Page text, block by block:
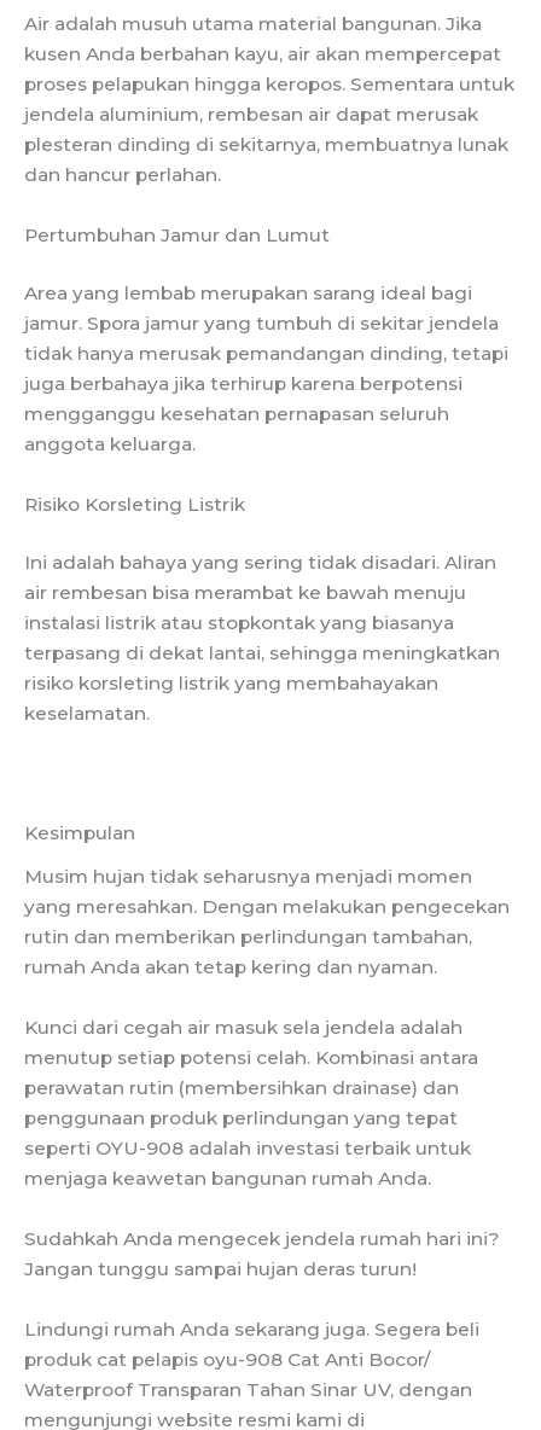
Air adalah musuh utama material bangunan. Jika
kusen Anda berbahan kayu, air akan mempercepat
proses pelapukan hingga keropos. Sementara untuk
jendela aluminium, rembesan air dapat merusak
plesteran dinding di sekitarnya, membuatnya lunak
dan hancur perlahan.
Pertumbuhan Jamur dan Lumut
Area yang lembab merupakan sarang ideal bagi
jamur. Spora jamur yang tumbuh di sekitar jendela
tidak hanya merusak pemandangan dinding, tetapi
juga berbahaya jika terhirup karena berpotensi
mengganggu kesehatan pernapasan seluruh
anggota keluarga.
Risiko Korsleting Listrik
Ini adalah bahaya yang sering tidak disadari. Aliran
air rembesan bisa merambat ke bawah menuju
instalasi listrik atau stopkontak yang biasanya
terpasang di dekat lantai, sehingga meningkatkan
risiko korsleting listrik yang membahayakan
keselamatan.
Kesimpulan
Musim hujan tidak seharusnya menjadi momen
yang meresahkan. Dengan melakukan pengecekan
rutin dan memberikan perlindungan tambahan,
rumah Anda akan tetap kering dan nyaman.
Kunci dari cegah air masuk sela jendela adalah
menutup setiap potensi celah. Kombinasi antara
perawatan rutin (membersihkan drainase) dan
penggunaan produk perlindungan yang tepat
seperti OYU-908 adalah investasi terbaik untuk
menjaga keawetan bangunan rumah Anda.
Sudahkah Anda mengecek jendela rumah hari ini?
Jangan tunggu sampai hujan deras turun!
Lindungi rumah Anda sekarang juga. Segera beli
produk cat pelapis oyu-908 Cat Anti Bocor/
Waterproof Transparan Tahan Sinar UV, dengan
mengunjungi website resmi kami di